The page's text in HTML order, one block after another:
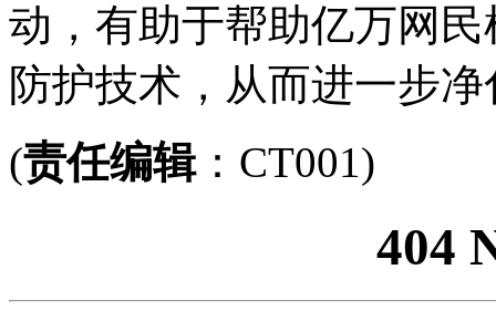
动，有助于帮助亿万网
防护技术，从而进一步
(责任编辑：CT001)
404